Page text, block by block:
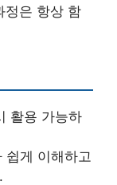
정은 항상 함
활용 가능하
쉽게 이해하고